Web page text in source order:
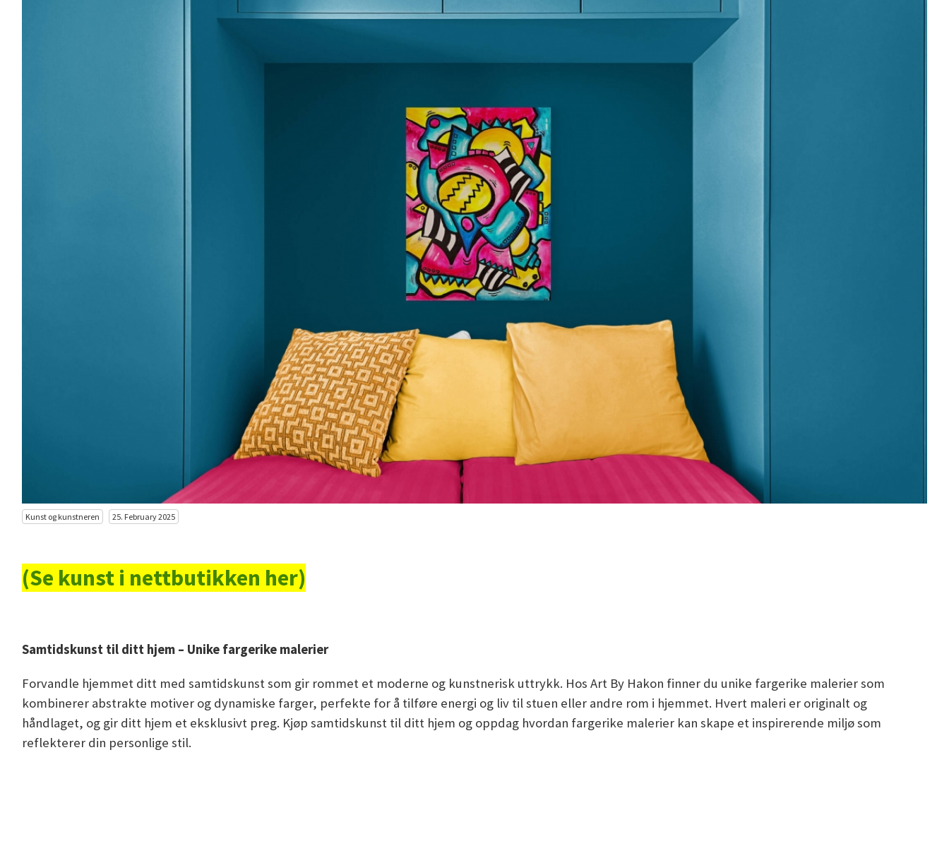
Kunst og kunstneren 25. February 2025
(Se kunst i nettbutikken her)
Samtidskunst til ditt hjem – Unike fargerike malerier
Forvandle hjemmet ditt med samtidskunst som gir rommet et moderne og kunstnerisk uttrykk. Hos Art By Hakon finner du unike fargerike malerier som
kombinerer abstrakte motiver og dynamiske farger, perfekte for å tilføre energi og liv til stuen eller andre rom i hjemmet. Hvert maleri er originalt og
håndlaget, og gir ditt hjem et eksklusivt preg. Kjøp samtidskunst til ditt hjem og oppdag hvordan fargerike malerier kan skape et inspirerende miljø som
reflekterer din personlige stil.